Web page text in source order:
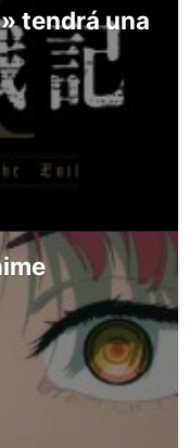
tendrá una